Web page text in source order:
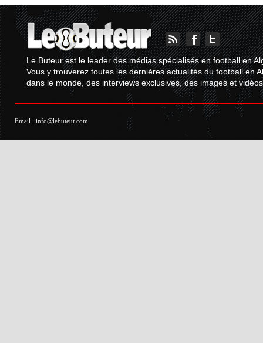
Le Buteur est le leader des médias spécialisés en football en
Vous y trouverez toutes les dernières actualités du football en
dans le monde, des interviews exclusives, des images et
Email : info@lebuteur.com